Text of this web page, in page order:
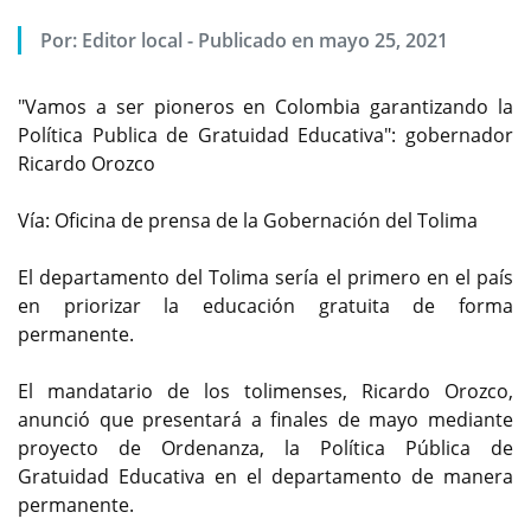
Por: Editor local - Publicado en mayo 25, 2021
"Vamos a ser pioneros en Colombia garantizando la
Política Publica de Gratuidad Educativa": gobernador
Ricardo Orozco
Vía: Oficina de prensa de la Gobernación del Tolima
El departamento del Tolima sería el primero en el país
en priorizar la educación gratuita de forma
permanente.
El mandatario de los tolimenses, Ricardo Orozco,
anunció que presentará a finales de mayo mediante
proyecto de Ordenanza, la Política Pública de
Gratuidad Educativa en el departamento de manera
permanente.